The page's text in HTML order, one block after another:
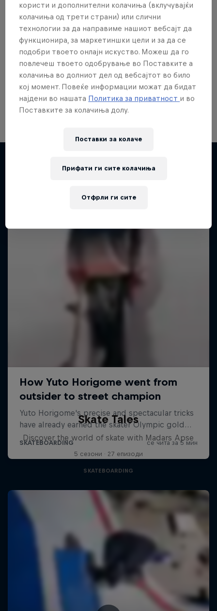
Сакаш повеќе?
Skateboarding
Welcome to the Red Bull Skateboarding hub, your
source for skateboarding news, videos, rider …
Skate Tales
Discover the world of skate with Madars Apse
5 сезони · 27 епизоди
SKATEBOARDING
користи и дополнителни колачиња (вклучувајќи
колачиња од трети страни) или слични
технологии за да направиме нашиот вебсајт да
функционира, за маркетиншки цели и за да се
подобри твоето онлајн искуство. Можеш да го
повлечеш твоето одобрување во Поставките а
колачиња во долниот дел од вебсајтот во било
кој момент. Повеќе информации можат да бидат
најдени во нашата Политика за приватност и во
Поставките за колачиња долу.
Поставки за колачe
Отфрли ги сите
Прифати ги сите колачиња